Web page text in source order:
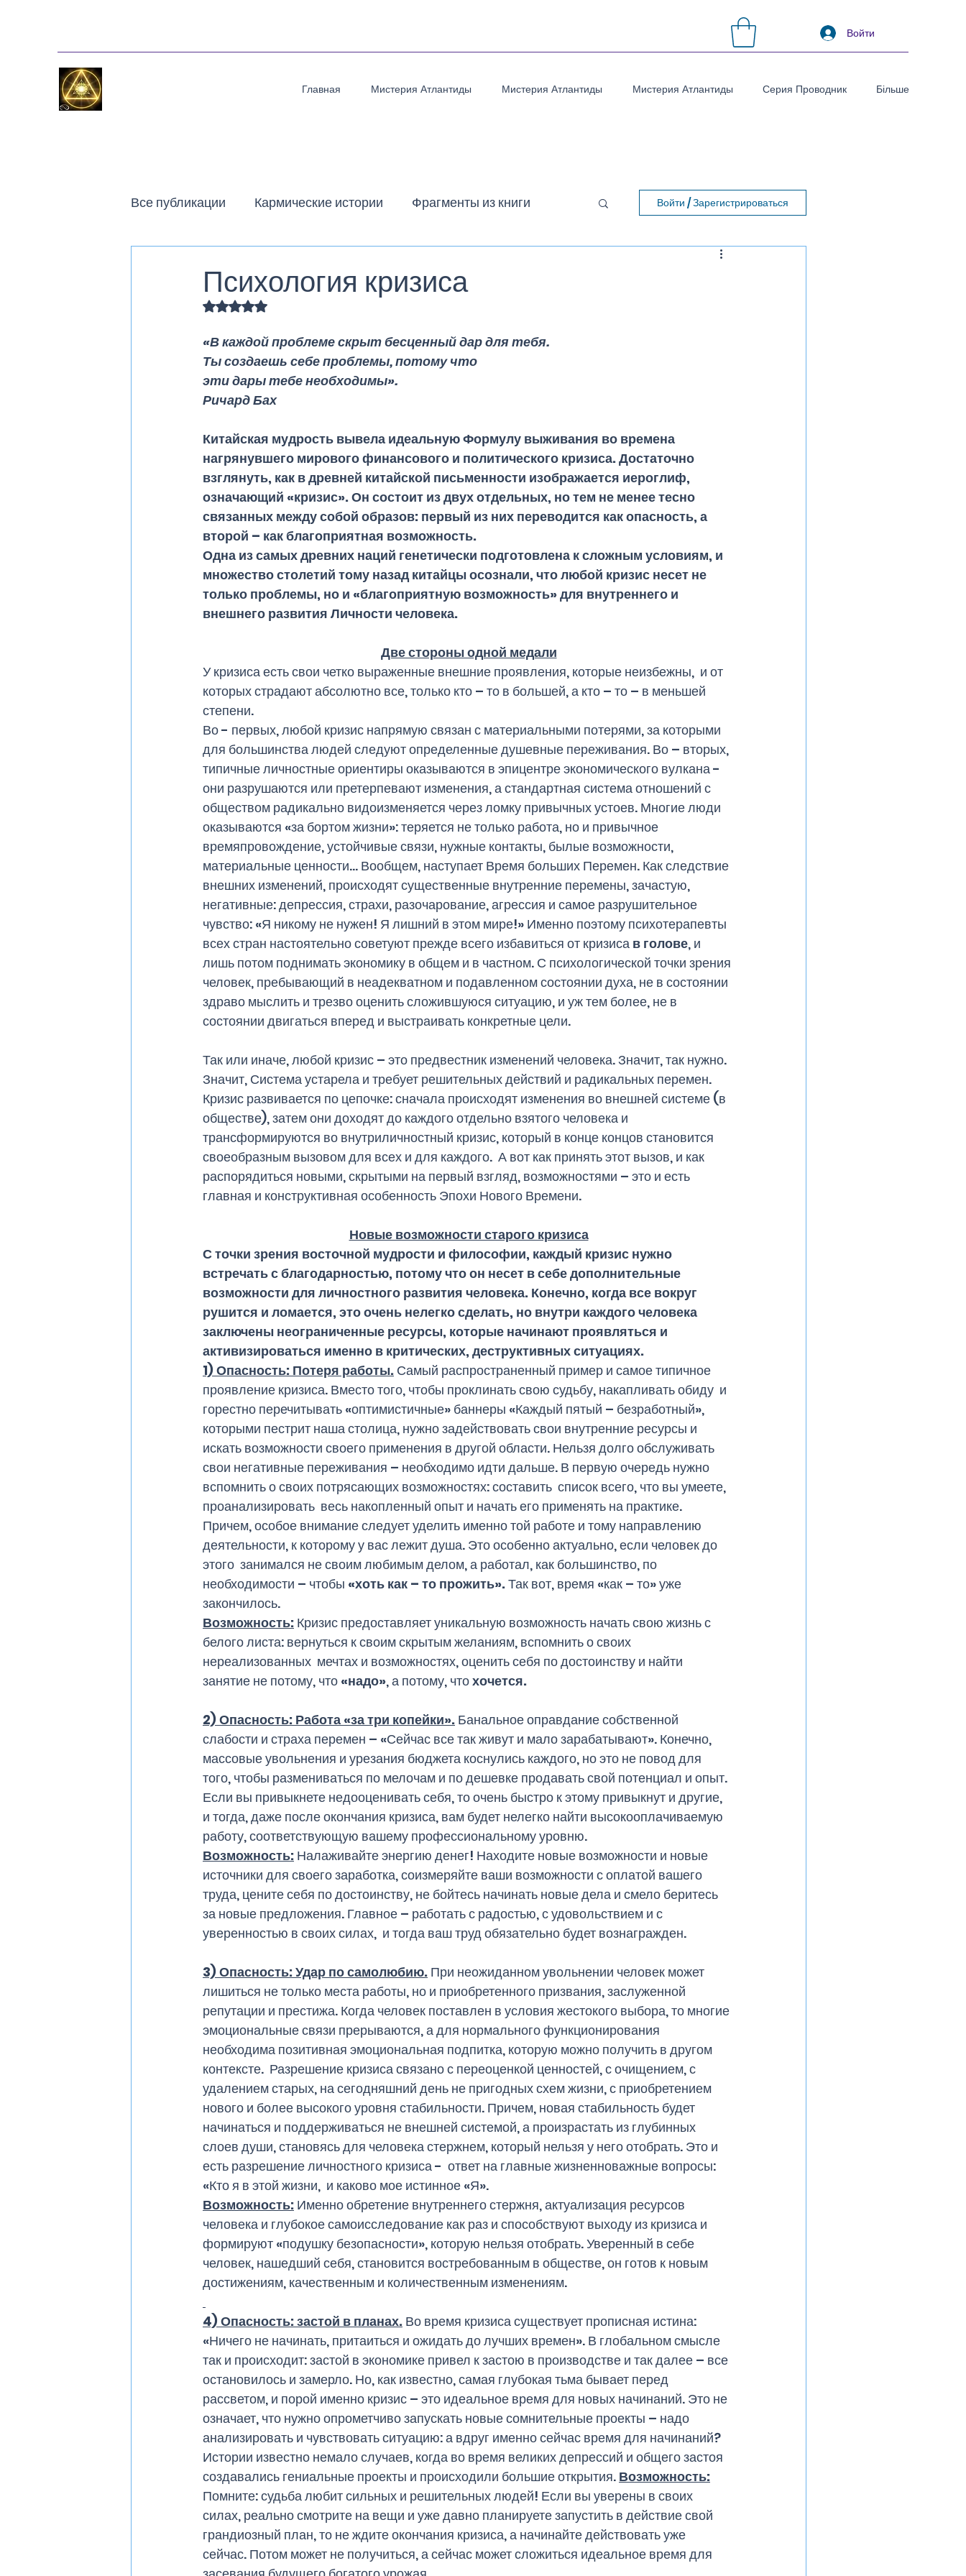
Войти
Главная Мистерия Атлантиды Мистерия Атлантиды Мистерия Атлантиды Серия Проводник Більше
Все публикации Кармические истории Фрагменты из книги
Рассказы Статьи
Войти / Зарегистрироваться
Психология кризиса
Оценка: не число из 5 звезд.
«В каждой проблеме скрыт бесценный дар для тебя.
Ты создаешь себе проблемы, потому что
эти дары тебе необходимы».
Ричард Бах
Китайская мудрость вывела идеальную Формулу выживания во времена
нагрянувшего мирового финансового и политического кризиса. Достаточно
взглянуть, как в древней китайской письменности изображается иероглиф,
означающий «кризис». Он состоит из двух отдельных, но тем не менее тесно
связанных между собой образов: первый из них переводится как опасность, а
второй – как благоприятная возможность.
Одна из самых древних наций генетически подготовлена к сложным условиям, и
множество столетий тому назад китайцы осознали, что любой кризис несет не
только проблемы, но и «благоприятную возможность» для внутреннего и
внешнего развития Личности человека.
Две стороны одной медали
У кризиса есть свои четко выраженные внешние проявления, которые неизбежны,  и от
которых страдают абсолютно все, только кто – то в большей, а кто – то – в меньшей
степени.
Во - первых, любой кризис напрямую связан с материальными потерями, за которыми
для большинства людей следуют определенные душевные переживания. Во – вторых,
типичные личностные ориентиры оказываются в эпицентре экономического вулкана -
они разрушаются или претерпевают изменения, а стандартная система отношений с
обществом радикально видоизменяется через ломку привычных устоев. Многие люди
оказываются «за бортом жизни»: теряется не только работа, но и привычное
времяпровождение, устойчивые связи, нужные контакты, былые возможности,
материальные ценности… Вообщем, наступает Время больших Перемен. Как следствие
внешних изменений, происходят существенные внутренние перемены, зачастую,
негативные: депрессия, страхи, разочарование, агрессия и самое разрушительное
чувство: «Я никому не нужен! Я лишний в этом мире!» Именно поэтому психотерапевты
всех стран настоятельно советуют прежде всего избавиться от кризиса в голове, и
лишь потом поднимать экономику в общем и в частном. С психологической точки зрения
человек, пребывающий в неадекватном и подавленном состоянии духа, не в состоянии
здраво мыслить и трезво оценить сложившуюся ситуацию, и уж тем более, не в
состоянии двигаться вперед и выстраивать конкретные цели.
Так или иначе, любой кризис – это предвестник изменений человека. Значит, так нужно.
Значит, Система устарела и требует решительных действий и радикальных перемен.
Кризис развивается по цепочке: сначала происходят изменения во внешней системе (в
обществе), затем они доходят до каждого отдельно взятого человека и
трансформируются во внутриличностный кризис, который в конце концов становится
своеобразным вызовом для всех и для каждого.  А вот как принять этот вызов, и как
распорядиться новыми, скрытыми на первый взгляд, возможностями – это и есть
главная и конструктивная особенность Эпохи Нового Времени.
Новые возможности старого кризиса
С точки зрения восточной мудрости и философии, каждый кризис нужно
встречать с благодарностью, потому что он несет в себе дополнительные
возможности для личностного развития человека. Конечно, когда все вокруг
рушится и ломается, это очень нелегко сделать, но внутри каждого человека
заключены неограниченные ресурсы, которые начинают проявляться и
активизироваться именно в критических, деструктивных ситуациях.
1) Опасность: Потеря работы. Самый распространенный пример и самое типичное
проявление кризиса. Вместо того, чтобы проклинать свою судьбу, накапливать обиду  и
горестно перечитывать «оптимистичные» баннеры «Каждый пятый – безработный»,
которыми пестрит наша столица, нужно задействовать свои внутренние ресурсы и
искать возможности своего применения в другой области. Нельзя долго обслуживать
свои негативные переживания – необходимо идти дальше. В первую очередь нужно
вспомнить о своих потрясающих возможностях: составить  список всего, что вы умеете,
проанализировать  весь накопленный опыт и начать его применять на практике.
Причем, особое внимание следует уделить именно той работе и тому направлению
деятельности, к которому у вас лежит душа. Это особенно актуально, если человек до
этого  занимался не своим любимым делом, а работал, как большинство, по
необходимости – чтобы «хоть как – то прожить». Так вот, время «как – то» уже
закончилось.
Возможность: Кризис предоставляет уникальную возможность начать свою жизнь с
белого листа: вернуться к своим скрытым желаниям, вспомнить о своих
нереализованных  мечтах и возможностях, оценить себя по достоинству и найти
занятие не потому, что «надо», а потому, что хочется.
2) Опасность: Работа «за три копейки». Банальное оправдание собственной
слабости и страха перемен – «Сейчас все так живут и мало зарабатывают». Конечно,
массовые увольнения и урезания бюджета коснулись каждого, но это не повод для
того, чтобы размениваться по мелочам и по дешевке продавать свой потенциал и опыт.
Если вы привыкнете недооценивать себя, то очень быстро к этому привыкнут и другие,
и тогда, даже после окончания кризиса, вам будет нелегко найти высокооплачиваемую
работу, соответствующую вашему профессиональному уровню.
Возможность: Налаживайте энергию денег! Находите новые возможности и новые
источники для своего заработка, соизмеряйте ваши возможности с оплатой вашего
труда, цените себя по достоинству, не бойтесь начинать новые дела и смело беритесь
за новые предложения. Главное – работать с радостью, с удовольствием и с
уверенностью в своих силах,  и тогда ваш труд обязательно будет вознагражден.
3) Опасность: Удар по самолюбию. При неожиданном увольнении человек может
лишиться не только места работы, но и приобретенного призвания, заслуженной
репутации и престижа. Когда человек поставлен в условия жестокого выбора, то многие
эмоциональные связи прерываются, а для нормального функционирования
необходима позитивная эмоциональная подпитка, которую можно получить в другом
контексте.  Разрешение кризиса связано с переоценкой ценностей, с очищением, с
удалением старых, на сегодняшний день не пригодных схем жизни, с приобретением
нового и более высокого уровня стабильности. Причем, новая стабильность будет
начинаться и поддерживаться не внешней системой, а произрастать из глубинных
слоев души, становясь для человека стержнем, который нельзя у него отобрать. Это и
есть разрешение личностного кризиса -  ответ на главные жизненноважные вопросы:
«Кто я в этой жизни,  и каково мое истинное «Я».
Возможность: Именно обретение внутреннего стержня, актуализация ресурсов
человека и глубокое самоисследование как раз и способствуют выходу из кризиса и
формируют «подушку безопасности», которую нельзя отобрать. Уверенный в себе
человек, нашедший себя, становится востребованным в обществе, он готов к новым
достижениям, качественным и количественным изменениям.
4) Опасность: застой в планах. Во время кризиса существует прописная истина:
«Ничего не начинать, притаиться и ожидать до лучших времен». В глобальном смысле
так и происходит: застой в экономике привел к застою в производстве и так далее – все
остановилось и замерло. Но, как известно, самая глубокая тьма бывает перед
рассветом, и порой именно кризис – это идеальное время для новых начинаний. Это не
означает, что нужно опрометчиво запускать новые сомнительные проекты – надо
анализировать и чувствовать ситуацию: а вдруг именно сейчас время для начинаний?
Истории известно немало случаев, когда во время великих депрессий и общего застоя
создавались гениальные проекты и происходили большие открытия. Возможность:
Помните: судьба любит сильных и решительных людей! Если вы уверены в своих
силах, реально смотрите на вещи и уже давно планируете запустить в действие свой
грандиозный план, то не ждите окончания кризиса, а начинайте действовать уже
сейчас. Потом может не получиться, а сейчас может сложиться идеальное время для